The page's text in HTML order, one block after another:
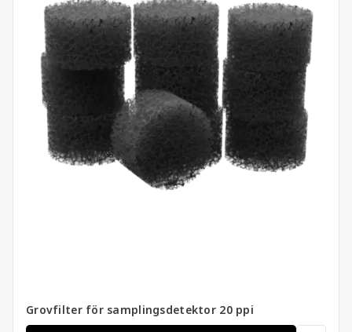
Grovfilter för samplingsdetektor 20 ppi